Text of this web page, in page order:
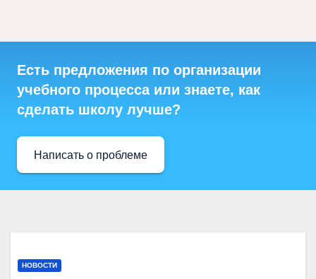
Есть предложения по организации
учебного процесса или знаете, как
сделать школу лучше?
Написать о проблеме
НОВОСТИ